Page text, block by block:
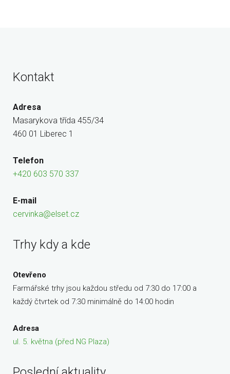
Kontakt
Adresa
Masarykova třída 455/34
460 01 Liberec 1
Telefon
+420 603 570 337
E-mail
cervinka@elset.cz
Trhy kdy a kde
Otevřeno
Farmářské trhy jsou každou středu od 7:30 do 17:00 a
každý čtvrtek od 7:30 minimálně do 14:00 hodin
Adresa
ul. 5. května (před NG Plaza)